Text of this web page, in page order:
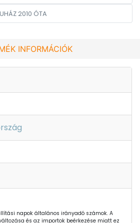
2010 ÓTA
INFORMÁCIÓK
napok általános irányadó számok. A
és az importok beérkezése miatt ez